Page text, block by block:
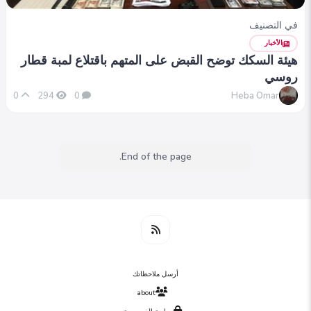
في التصنيف
الأخبار
هيئة السكك توضح القبض على المتهم باقتلاع لمبة قطار
روسي
Heba Omar
0
294
End of the page.
أرسل ملاحظاتك
about